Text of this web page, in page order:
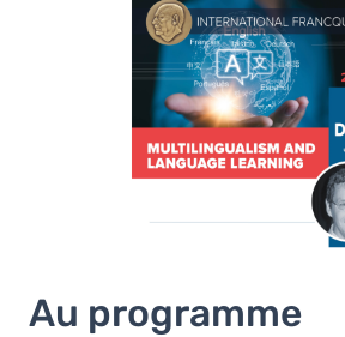
Au programme